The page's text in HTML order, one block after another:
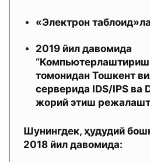
«Электрон
2019 йил давомида
томонидан Тошкент
серверида IDS/IPS ва
жорий этиш
Шунингдек, ҳудудий
2018 йил давомида: